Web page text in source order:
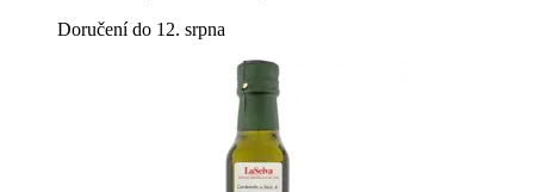
Doručení do 12. srpna